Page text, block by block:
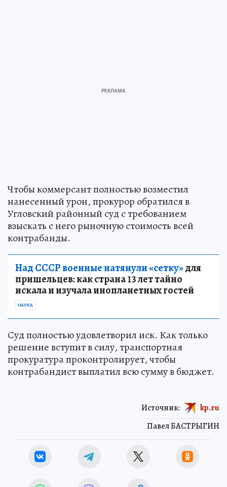
Чтобы коммерсант полностью возместил
нанесенный урон, прокурор обратился в
Угловский районный суд с требованием
взыскать с него рыночную стоимость всей
контрабанды.
Над СССР военные натянули «сетку»для
пришельцев: как страна 13 лет тайно
искала и изучала инопланетных гостей
НАУКА
Суд полностью удовлетворил иск. Как только
решение вступит в силу, транспортная
прокуратура проконтролирует, чтобы
контрабандист выплатил всю сумму в бюджет.
Павел БАСТРЫГИН
Источник: kp.ru